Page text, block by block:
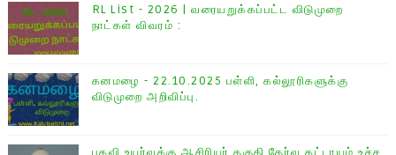
RL List - 2026 | வரையறுக்கப்பட்ட விடுமுறை
நாட்கள் விவரம் :
கனமழை - 22.10.2025 பள்ளி, கல்லூரிகளுக்கு
விடுமுறை அறிவிப்பு.